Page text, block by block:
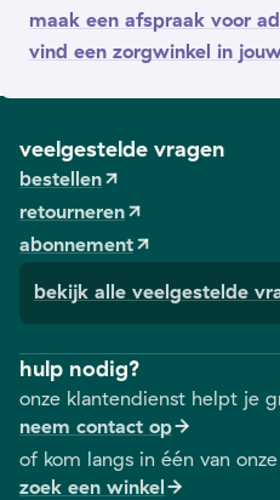
maak een afspraak voor
vind een zorgwinkel in
veelgestelde vragen
bestellen
retourneren
abonnement
bekijk alle veelgestelde
hulp nodig?
onze klantendienst helpt je
neem contact op
of kom langs in één van
zoek een winkel